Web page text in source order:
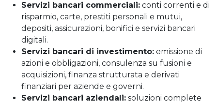
Servizi bancari commerciali: conti correnti e di
risparmio, carte, prestiti personali e mutui,
depositi, assicurazioni, bonifici e servizi bancari
digitali.
Servizi bancari di investimento: emissione di
azioni e obbligazioni, consulenza su fusioni e
acquisizioni, finanza strutturata e derivati ​​
finanziari per aziende e governi.
Servizi bancari aziendali: soluzioni complete